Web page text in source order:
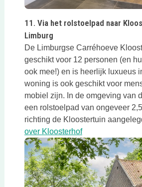
11. Via het rolstoelpad naar
Limburg
De Limburgse Carréhoeve
geschikt voor 12 personen (en
ook mee!) en is heerlijk luxueus
woning is ook geschikt voor
mobiel zijn. In de omgeving van
een rolstoelpad van ongeveer
richting de Kloostertuin
over KloosterhofDeze link opent